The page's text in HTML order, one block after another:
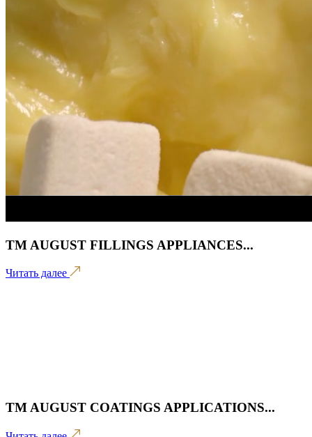
TM AUGUST FILLINGS APPLIANCES...
Читать далее
TM AUGUST COATINGS APPLICATIONS...